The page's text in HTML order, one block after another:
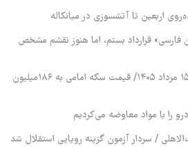
اربعین تا آتشسوزی در میانکاله
فارسی» قرارداد بستم، اما هنوز نقشم مشخص
قیمت طلا و سکه پنجشنبه ۱۵ مرداد ۱۴۰۵/ قیمت سکه امامی به ۱۸۶میلیون
را با مواد معاوضه می‌کردیم
/ سردار آزمون گزینه رویایی استقلال شد